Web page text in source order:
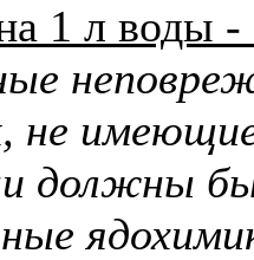
1 л воды -
не
должны